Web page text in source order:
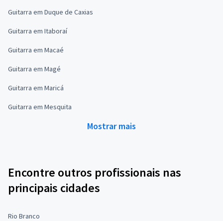
Guitarra em Duque de Caxias
Guitarra em Itaboraí
Guitarra em Macaé
Guitarra em Magé
Guitarra em Maricá
Guitarra em Mesquita
Mostrar mais
Encontre outros profissionais nas
principais cidades
Rio Branco